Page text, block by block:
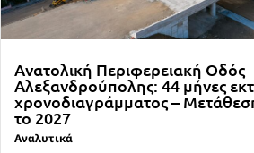
Ανατολική Περιφερειακή Οδός
Αλεξανδρούπολης: 44 μήνες
χρονοδιαγράμματος –
το 2027
Αναλυτικά